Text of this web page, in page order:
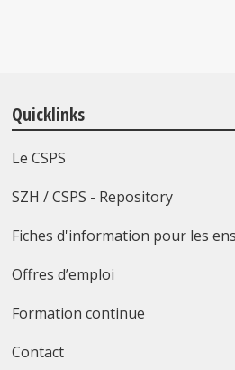
Quicklinks
Le CSPS
SZH / CSPS - Repository
Fiches d'information pour les
Offres d’emploi
Formation continue
Contact